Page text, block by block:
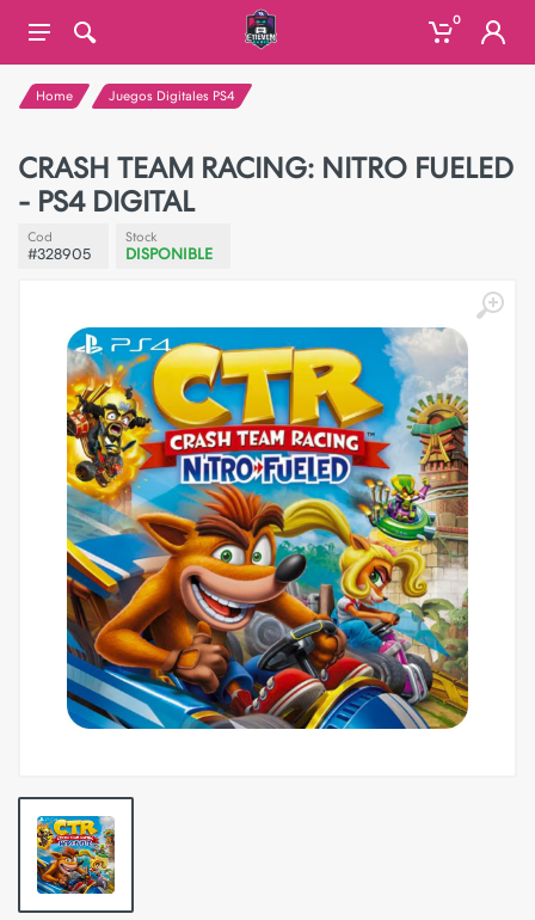
0
Home Juegos Digitales PS4
CRASH TEAM RACING: NITRO FUELED
- PS4 DIGITAL
Cod
#328905
Stock
DISPONIBLE